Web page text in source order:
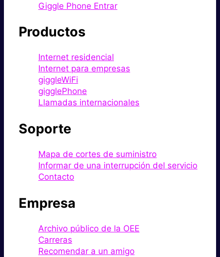
Giggle Phone Entrar
Productos
Internet residencial
Internet para empresas
giggleWiFi
gigglePhone
Llamadas internacionales
Soporte
Mapa de cortes de suministro
Informar de una interrupción del servicio
Contacto
Empresa
Archivo público de la OEE
Carreras
Recomendar a un amigo